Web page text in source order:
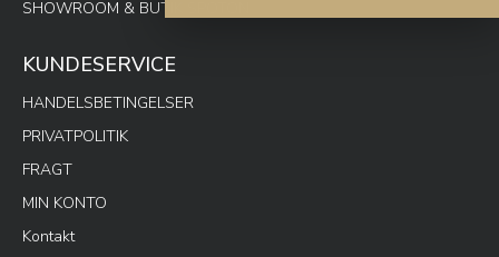
SHOWROOM & BUTIK SPOTON
KUNDESERVICE
HANDELSBETINGELSER
PRIVATPOLITIK
FRAGT
MIN KONTO
Kontakt